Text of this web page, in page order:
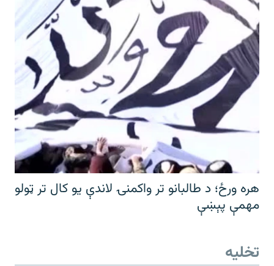
هره ورځ؛ د طالبانو تر واکمنۍ لاندې یو کال تر ټولو
مهمې پېښې
تخلیه